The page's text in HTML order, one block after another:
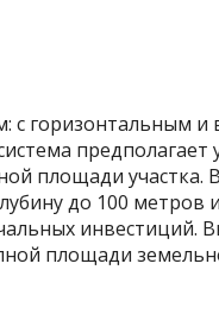
с горизонтальным
предполагает
площади участка.
до 100 метров
инвестиций.
площади